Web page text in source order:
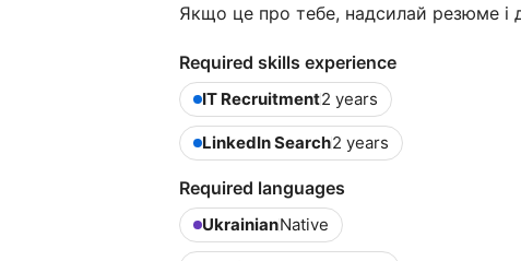
Якщо це про тебе, надсилай резюме і
Required skills experience
IT Recruitment2 years
LinkedIn Search2 years
Required languages
UkrainianNative